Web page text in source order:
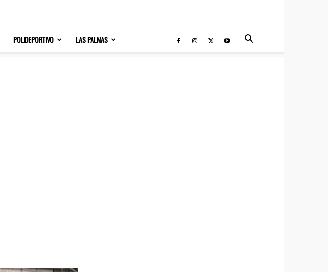
POLIDEPORTIVO LAS PALMAS